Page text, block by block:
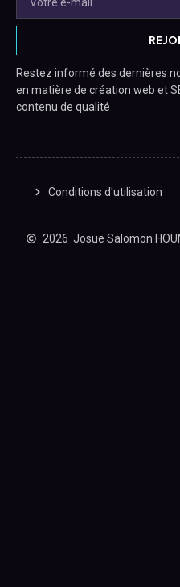
Restez informé des dernières
en matière de création web et
contenu de qualité
Conditions d'utilisation
2026 Josue Salomon